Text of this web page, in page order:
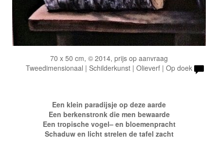
70 x 50 cm, © 2014, prijs op aanvraag
Tweedimensionaal | Schilderkunst | Olieverf | Op doek
Een klein paradijsje op deze aarde
Een berkenstronk die men bewaarde
Een tropische vogel– en bloemenpracht
Schaduw en licht strelen de tafel zacht